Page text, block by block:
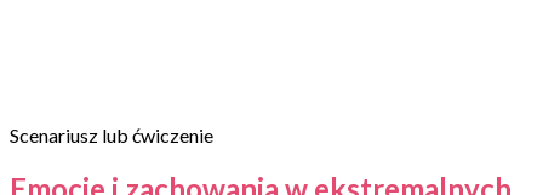
Scenariusz lub ćwiczenie